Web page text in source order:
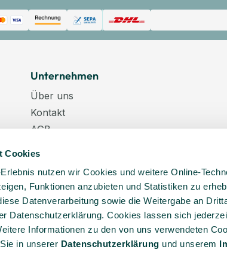
Cookies
nutzen wir Cookies und weitere Online-
Funktionen anzubieten und Statistiken zu
Datenverarbeitung sowie die Weitergabe an
Datenschutzerklärung. Cookies lassen sich
Informationen zu den von uns verwendeten
in unserer Daten­schutz­erklärung und unserem
Unternehmen
Über uns
Kontakt
AGB
Karriere
Veranstaltungstermine
Lieferkette